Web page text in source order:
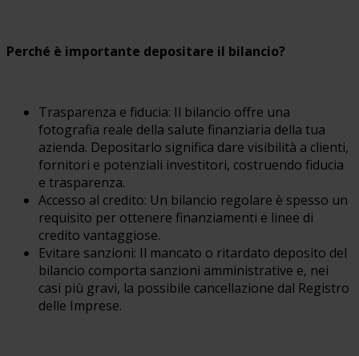
Perché è importante depositare il bilancio?
Trasparenza e fiducia: Il bilancio offre una
fotografia reale della salute finanziaria della tua
azienda. Depositarlo significa dare visibilità a clienti,
fornitori e potenziali investitori, costruendo fiducia
e trasparenza.
Accesso al credito: Un bilancio regolare è spesso un
requisito per ottenere finanziamenti e linee di
credito vantaggiose.
Evitare sanzioni: Il mancato o ritardato deposito del
bilancio comporta sanzioni amministrative e, nei
casi più gravi, la possibile cancellazione dal Registro
delle Imprese.